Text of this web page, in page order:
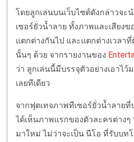
โดยลูกเล่นบนเว็บไซต์ดังกล่าวจ
เซอร์ยั่วน้ำลาย ทั้งภาพและเสียงข
แตกต่างกันไป และแตกต่างเวลา
นั้นๆ ด้วย จากรายงานของ
ว่า ลูกเล่นนี้มีบรรจุตัวอย่างเอาไว้
เลยทีเดียว
จากฟุตเทจภาพทีเซอร์ยั่วน้ำลายที่
ได้เห็นภาพแรกของตัวละครต่างๆ
มาใหม่ ไม่ว่าจะเป็น นีโอ ที่รับบท